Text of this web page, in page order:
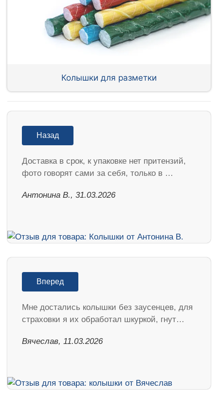
Колышки для разметки
Назад
Доставка в срок, к упаковке нет притензий,
фото говорят сами за себя, только в …
Антонина В., 31.03.2026
Вперед
Мне достались колышки без заусенцев, для
страховки я их обработал шкуркой, гнут…
Вячеслав, 11.03.2026